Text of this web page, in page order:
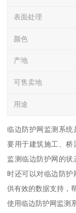
表面处理
颜色
产地
可售卖地
用途
临边防护网监测系统
要用于建筑施工、桥
监测临边防护网的状
时还可以对临边防
供有效的数据支持，
使用临边防护网监测